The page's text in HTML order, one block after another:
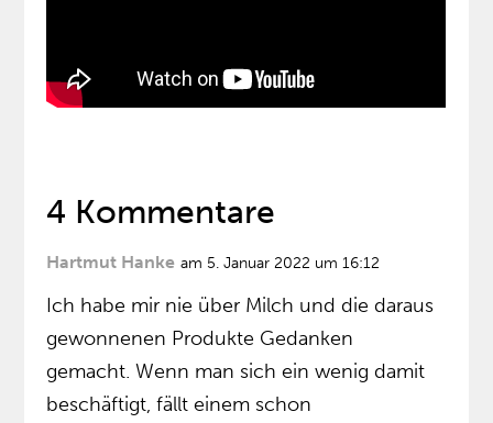
4 Kommentare
Hartmut Hanke am 5. Januar 2022 um 16:12
Ich habe mir nie über Milch und die daraus
gewonnenen Produkte Gedanken
gemacht. Wenn man sich ein wenig damit
beschäftigt, fällt einem schon